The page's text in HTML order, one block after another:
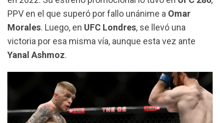
PPV en el que superó por fallo unánime a Omar
Morales. Luego, en UFC Londres, se llevó una
victoria por esa misma vía, aunque esta vez ante
Yanal Ashmoz.